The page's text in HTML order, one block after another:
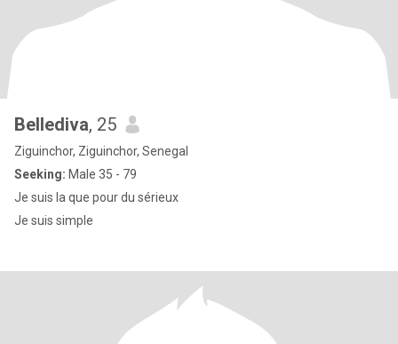
Bellediva, 25
Ziguinchor, Ziguinchor, Senegal
Seeking: Male 35 - 79
Je suis la que pour du sérieux
Je suis simple